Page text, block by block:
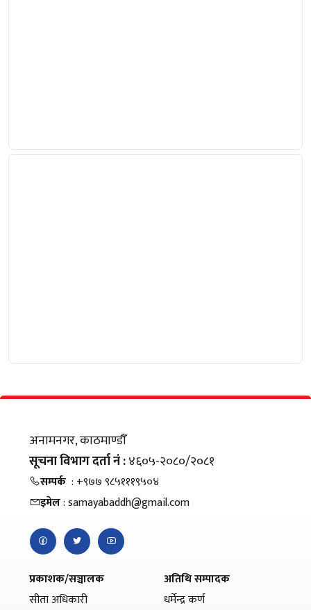
अनामनगर, काठमाण्डौँ
सूचना विभाग दर्ता नं :४६०५-२०८०/२०८१
सम्पर्क : +९७७ ९८५१११९५०४
इमेल: samayabaddh@gmail.com
प्रकाशक/सञ्चालक
सीता अधिकारी
अतिथि सम्पादक
धर्मेन्द्र कर्ण